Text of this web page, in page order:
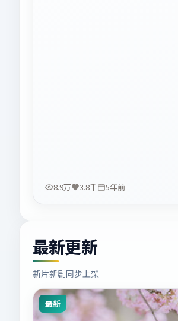
8.9万 3.8千 5年前
最新更新
新片新剧同步上架
最新